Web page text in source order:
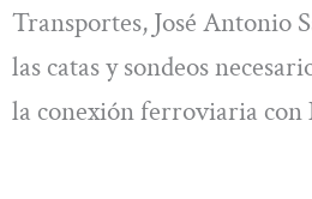
Transportes, José Antonio
las catas y sondeos
la conexión ferroviaria con